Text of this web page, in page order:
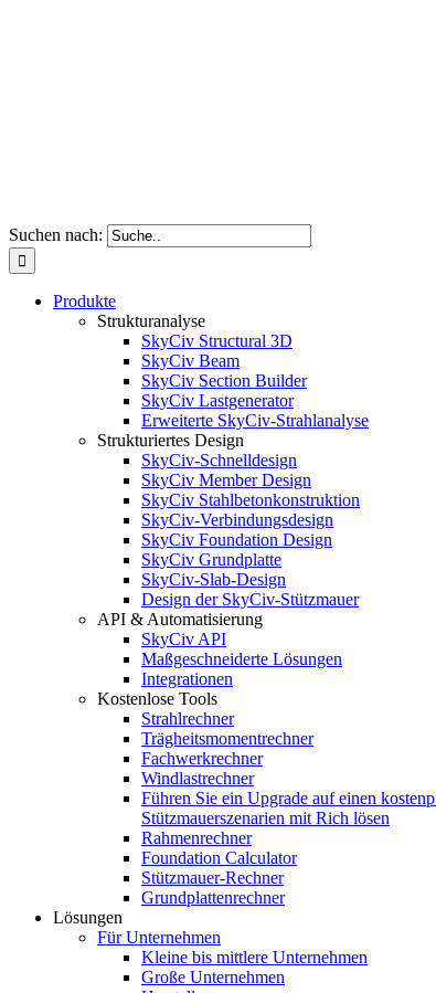
Suchen nach:
Produkte
Strukturanalyse
SkyCiv Structural 3D
SkyCiv Beam
SkyCiv Section Builder
SkyCiv Lastgenerator
Erweiterte SkyCiv-Strahlanalyse
Strukturiertes Design
SkyCiv-Schnelldesign
SkyCiv Member Design
SkyCiv Stahlbetonkonstruktion
SkyCiv-Verbindungsdesign
SkyCiv Foundation Design
SkyCiv Grundplatte
SkyCiv-Slab-Design
Design der SkyCiv-Stützmauer
API & Automatisierung
SkyCiv API
Maßgeschneiderte Lösungen
Integrationen
Kostenlose Tools
Strahlrechner
Trägheitsmomentrechner
Fachwerkrechner
Windlastrechner
Führen Sie ein Upgrade auf einen
Stützmauerszenarien mit Rich lösen
Rahmenrechner
Foundation Calculator
Stützmauer-Rechner
Grundplattenrechner
Lösungen
Für Unternehmen
Kleine bis mittlere Unternehmen
Große Unternehmen